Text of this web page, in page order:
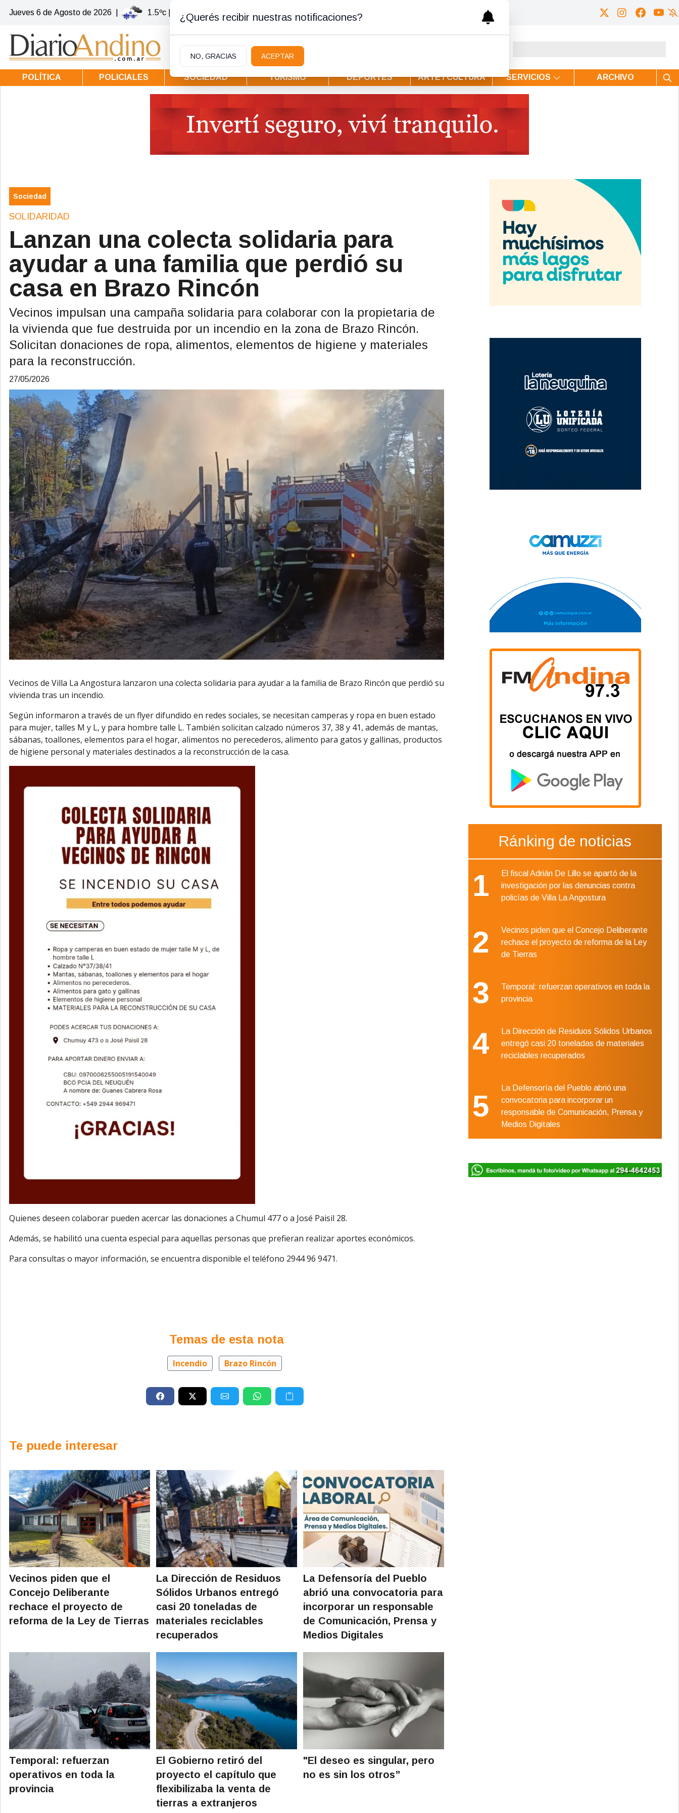
Jueves 6 de Agosto de 2026 1.5ºc | Villa la Angostura
POLÍTICA POLICIALES SOCIEDAD TURISMO DEPORTES ARTE / CULTURA SERVICIOS ARCHIVO
Sociedad
SOLIDARIDAD
Lanzan una colecta solidaria para
ayudar a una familia que perdió su
casa en Brazo Rincón
Vecinos impulsan una campaña solidaria para colaborar con la propietaria de
la vivienda que fue destruida por un incendio en la zona de Brazo Rincón.
Solicitan donaciones de ropa, alimentos, elementos de higiene y materiales
para la reconstrucción.
27/05/2026
Vecinos de Villa La Angostura lanzaron una colecta solidaria para ayudar a la familia de Brazo Rincón que perdió su
vivienda tras un incendio.
Según informaron a través de un flyer difundido en redes sociales, se necesitan camperas y ropa en buen estado
para mujer, talles M y L, y para hombre talle L. También solicitan calzado números 37, 38 y 41, además de mantas,
sábanas, toallones, elementos para el hogar, alimentos no perecederos, alimento para gatos y gallinas, productos
de higiene personal y materiales destinados a la reconstrucción de la casa.
Quienes deseen colaborar pueden acercar las donaciones a Chumul 477 o a José Paisil 28.
Además, se habilitó una cuenta especial para aquellas personas que prefieran realizar aportes económicos.
Para consultas o mayor información, se encuentra disponible el teléfono 2944 96 9471.
Temas de esta nota
Incendio Brazo Rincón
Te puede interesar
Vecinos piden que el
Concejo Deliberante
rechace el proyecto de
reforma de la Ley de Tierras
La Dirección de Residuos
Sólidos Urbanos entregó
casi 20 toneladas de
materiales reciclables
recuperados
La Defensoría del Pueblo
abrió una convocatoria para
incorporar un responsable
de Comunicación, Prensa y
Medios Digitales
Temporal: refuerzan
operativos en toda la
provincia
El Gobierno retiró del
proyecto el capítulo que
flexibilizaba la venta de
tierras a extranjeros
"El deseo es singular, pero
no es sin los otros”
Ránking de noticias
1
El fiscal Adrián De Lillo se apartó de la
investigación por las denuncias contra
policías de Villa La Angostura
2
Vecinos piden que el Concejo Deliberante
rechace el proyecto de reforma de la Ley
de Tierras
3
Temporal: refuerzan operativos en toda la
provincia
4
La Dirección de Residuos Sólidos Urbanos
entregó casi 20 toneladas de materiales
reciclables recuperados
5
La Defensoría del Pueblo abrió una
convocatoria para incorporar un
responsable de Comunicación, Prensa y
Medios Digitales
¿Querés recibir nuestras notificaciones?
NO, GRACIAS ACEPTAR